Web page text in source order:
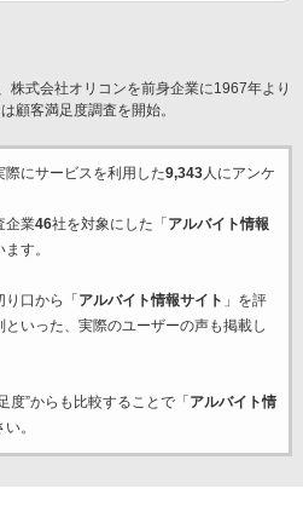
株式会社オリコンを前身企業に1967年より
顧客満足度調査を開始。
にサービスを利用した9,343人にアンケ
企業46社を対象にした「 アルバイト情報
す。
口から「 アルバイト情報サイト 」を評
いった、実際のユーザーの声も掲載し
度”からも比較することで「 アルバイト情
。